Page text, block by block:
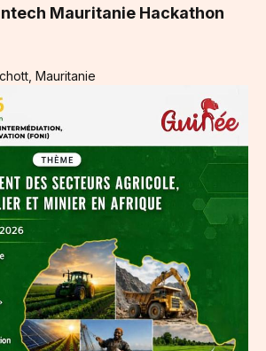
Mauritanie Hackathon
Mauritanie